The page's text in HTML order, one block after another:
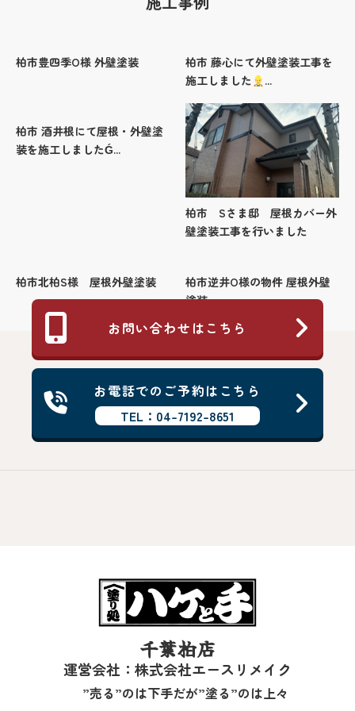
柏市豊四季O様 外壁塗装
柏市 藤心にて外壁塗装工事を
施工しました
...
柏市 酒井根にて屋根・外壁塗
装を施工しましたǴ...
柏市 Sさま邸 屋根カバー外
壁塗装工事を行いました
柏市北柏S様 屋根外壁塗装
柏市逆井O様の物件 屋根外壁
塗装
お問い合わせはこちら
お電話でのご予約はこちら
TEL：04-7192-8651
千葉柏店
運営会社：株式会社エースリメイク
”売る”のは下手だが”塗る”のは上々